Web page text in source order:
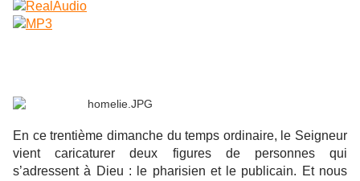
En ce trentième dimanche du temps ordinaire, le Seigneur
vient caricaturer deux figures de personnes qui
s’adressent à Dieu : le pharisien et le publicain. Et nous